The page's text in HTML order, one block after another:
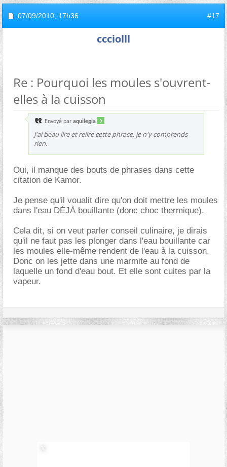
07/09/2010, 17h36 #17
ccciolll
Re : Pourquoi les moules s'ouvrent-
elles à la cuisson
Envoyé par aquilegia
J'ai beau lire et relire cette phrase, je n'y comprends
rien.
Oui, il manque des bouts de phrases dans cette
citation de Kamor.
Je pense qu'il voualit dire qu'on doit mettre les moules
dans l'eau DÉJÀ bouillante (donc choc thermique).
Cela dit, si on veut parler conseil culinaire, je dirais
qu'il ne faut pas les plonger dans l'eau bouillante car
les moules elle-même rendent de l'eau à la cuisson.
Donc on les jette dans une marmite au fond de
laquelle un fond d'eau bout. Et elle sont cuites par la
vapeur.